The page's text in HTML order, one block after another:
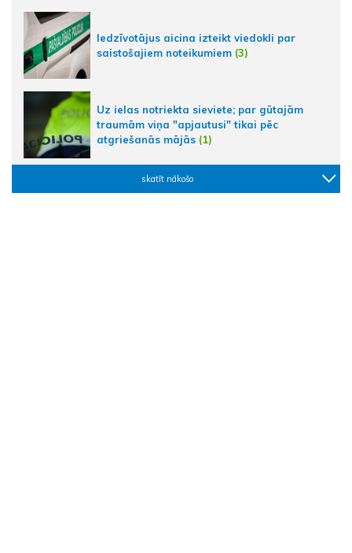
Iedzīvotājus aicina izteikt viedokli par
saistošajiem noteikumiem (3)
Uz ielas notriekta sieviete; par gūtajām
traumām viņa "apjautusi" tikai pēc
atgriešanās mājās (1)
skatīt nākošo